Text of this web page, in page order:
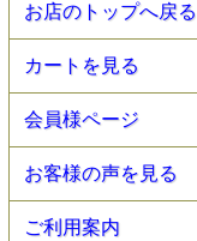
お店のトップへ戻る
カートを見る
会員様ページ
お客様の声を見る
ご利用案内